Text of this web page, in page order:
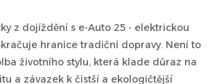
z dojíždění s e-Auto 25 - elektrickou
hranice tradiční dopravy. Není to
životního stylu, která klade důraz na
a závazek k čistší a ekologičtější